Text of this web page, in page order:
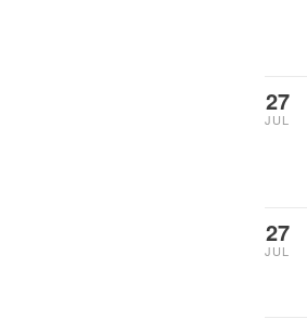
27
JUL
27
JUL